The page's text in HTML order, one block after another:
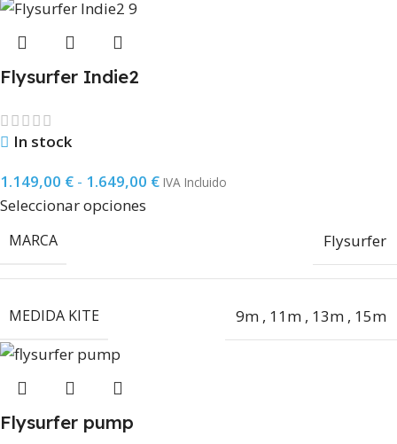
Flysurfer Indie2
In stock
1.149,00 € - 1.649,00 € IVA Incluido
Seleccionar opciones
MARCA Flysurfer
MEDIDA KITE 9m , 11m , 13m , 15m
Flysurfer pump